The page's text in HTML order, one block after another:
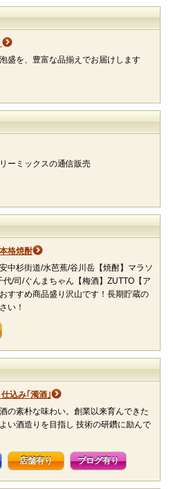
盛を、豊富な品揃えでお届けします
ーミックスの通信販売
格焼酎
中杉街道/水芭蕉/谷川岳【焼酎】マラソ
/司/ぐんまちゃん【梅酒】ZUTTO【ア
すすめ商品盛り沢山です！長期貯蔵の
い！
込み｢濁酒｣
の素朴な味わい。創業以来育んできた
い酒造りを目指し 技術の研鑽に励んで
店舗有り ブログ有り